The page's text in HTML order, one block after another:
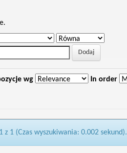
wg In order
z 1 (Czas wyszukiwania: 0.002 sekund).